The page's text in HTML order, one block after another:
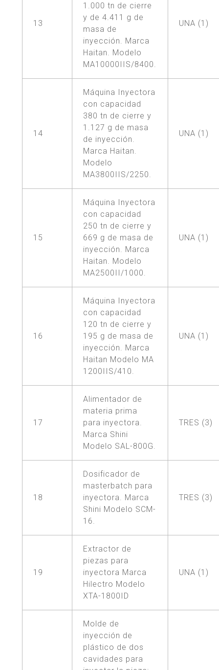
13
1.000 tn de cierre
y de 4.411 g de
masa de
inyección. Marca
Haitan. Modelo
MA10000IIS/8400.
UNA (1)
14
Máquina Inyectora
con capacidad
380 tn de cierre y
1.127 g de masa
de inyección.
Marca Haitan.
Modelo
MA3800IIS/2250.
UNA (1)
15
Máquina Inyectora
con capacidad
250 tn de cierre y
669 g de masa de
inyección. Marca
Haitan. Modelo
MA2500II/1000.
UNA (1)
16
Máquina Inyectora
con capacidad
120 tn de cierre y
195 g de masa de
inyección. Marca
Haitan Modelo MA
1200IIS/410.
UNA (1)
17
Alimentador de
materia prima
para inyectora.
Marca Shini
Modelo SAL-800G.
TRES (3)
18
Dosificador de
masterbatch para
inyectora. Marca
Shini Modelo SCM-
16.
TRES (3)
19
Extractor de
piezas para
inyectora Marca
Hilectro Modelo
XTA-1800ID
UNA (1)
Molde de
inyección de
plástico de dos
cavidades para